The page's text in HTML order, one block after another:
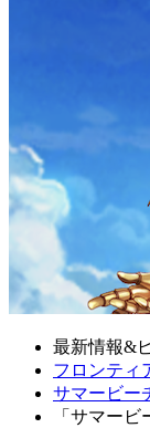
最新情報&
フロンティ
サマービー
「サマー